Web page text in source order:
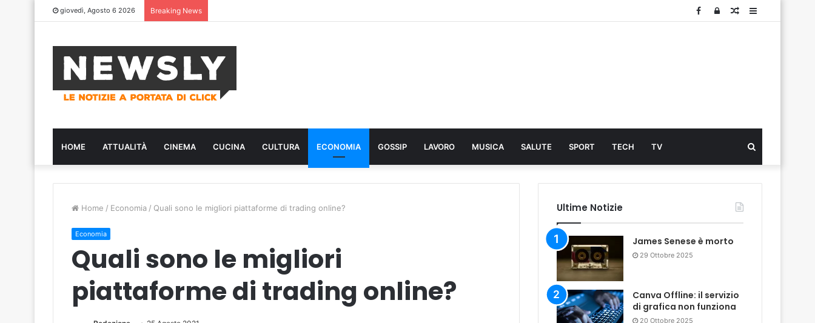
giovedì, Agosto 6 2026 Breaking News Sidebar
Articolo
Log
Facebook
HOME ATTUALITÀ CINEMA CUCINA CULTURA ECONOMIA GOSSIP LAVORO MUSICA SALUTE SPORT TECH TV
...
Home / Economia / Quali sono le migliori piattaforme di trading online?
Economia
Quali sono le migliori
piattaforme di trading online?
Ultime Notizie
James Senese è morto
29 Ottobre 2025
Canva Offline: il servizio
di grafica non funziona
20 Ottobre 2025